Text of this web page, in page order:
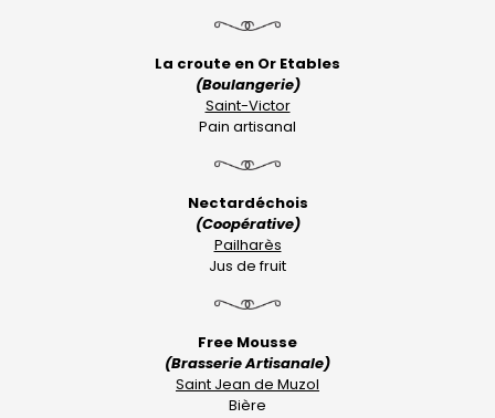
La croute en Or Etables
(Boulangerie)
Saint-Victor
Pain artisanal
Nectardéchois
(Coopérative)
Pailharès
Jus de fruit
Free Mousse
(Brasserie Artisanale)
Saint Jean de Muzol
Bière